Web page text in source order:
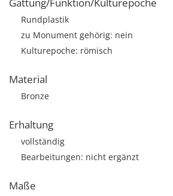
Rundplastik
zu Monument gehörig: nein
Kulturepoche: römisch
Material
Bronze
Erhaltung
vollständig
Bearbeitungen: nicht ergänzt
Maße